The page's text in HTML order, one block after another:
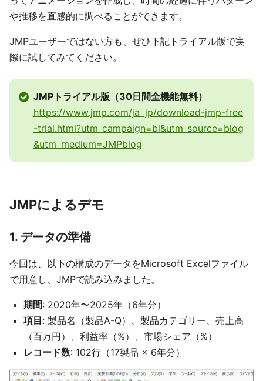
や推移を直感的に調べることができます。
JMPユーザーではない方も、ぜひ下記トライアル版で実
際に試してみてください。
JMPトライアル版（30日間全機能無料）
https://www.jmp.com/ja_jp/download-jmp-free
-trial.html?utm_campaign=bl&utm_source=blog
&utm_medium=JMPblog
JMPによるデモ
1. データの準備
今回は、以下の構成のデータをMicrosoft Excelファイル
で用意し、JMPで読み込みました。
期間: 2020年〜2025年（6年分）
項目: 製品名（製品A-Q）、製品カテゴリー、売上高
（百万円）、利益率（%）、市場シェア（%）
レコード数: 102行（17製品 × 6年分）